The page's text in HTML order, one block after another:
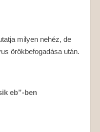
milyen nehéz, de
örökbefogadása után.
eb”-ben